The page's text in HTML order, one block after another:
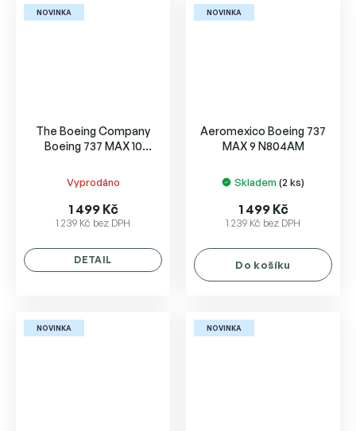
NOVINKA
The Boeing Company
Boeing 737 MAX 10
Vyprodáno
1 239 Kč bez DPH
1 499 Kč
DETAIL
NOVINKA
Aeromexico Boeing 737
MAX 9 N804AM
Skladem (2 ks)
1 239 Kč bez DPH
1 499 Kč
Do košíku
NOVINKA NOVINKA